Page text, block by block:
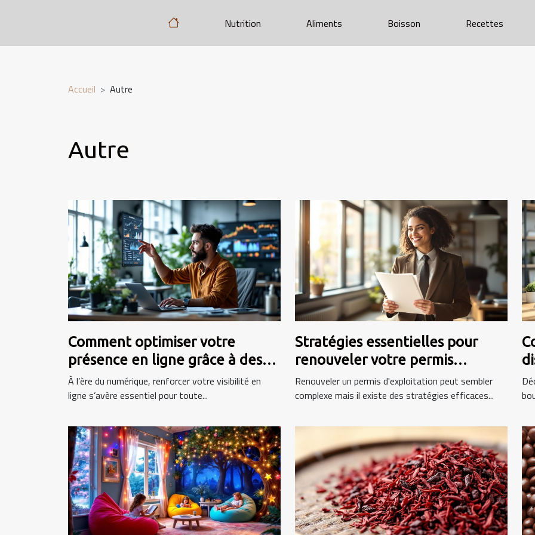
Nutrition Aliments Boisson Recettes
Accueil Autre
Autre
Comment optimiser votre
présence en ligne grâce à des
stratégies numériques
innovantes ?
À l’ère du numérique, renforcer votre visibilité en
ligne s’avère essentiel pour toute...
Stratégies essentielles pour
renouveler votre permis
d'exploitation efficacement
Renouveler un permis d'exploitation peut sembler
complexe mais il existe des stratégies efficaces...